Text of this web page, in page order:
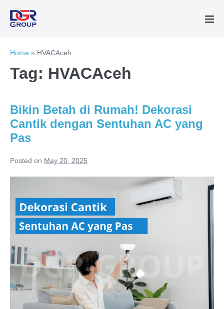
Home » HVACAceh
Tag: HVACAceh
Bikin Betah di Rumah! Dekorasi
Cantik dengan Sentuhan AC yang
Pas
Posted on May 20, 2025
Betah
Rumah!
Dekorasi
Cantik
dengan
AC
yang